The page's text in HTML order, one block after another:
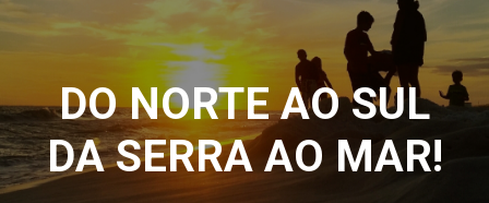
DO NORTE AO SUL
DA SERRA AO MAR!